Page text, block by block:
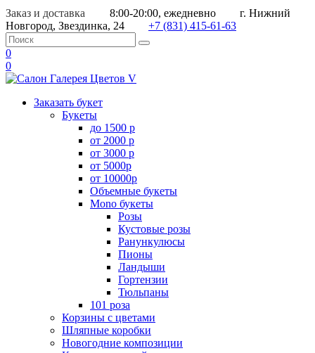
Заказ и доставка 8:00-20:00, ежедневно
г. Нижний
Новгород, Звездинка, 24
+7 (831) 415-61-63
0
0
Заказать букет
Букеты
до 1500 р
от 2000 р
от 3000 р
от 5000р
от 10000р
Объемные букеты
Mono букеты
Розы
Кустовые розы
Ранункулюсы
Пионы
Ландыши
Гортензии
Тюльпаны
101 роза
Корзины с цветами
Шляпные коробки
Новогодние композиции